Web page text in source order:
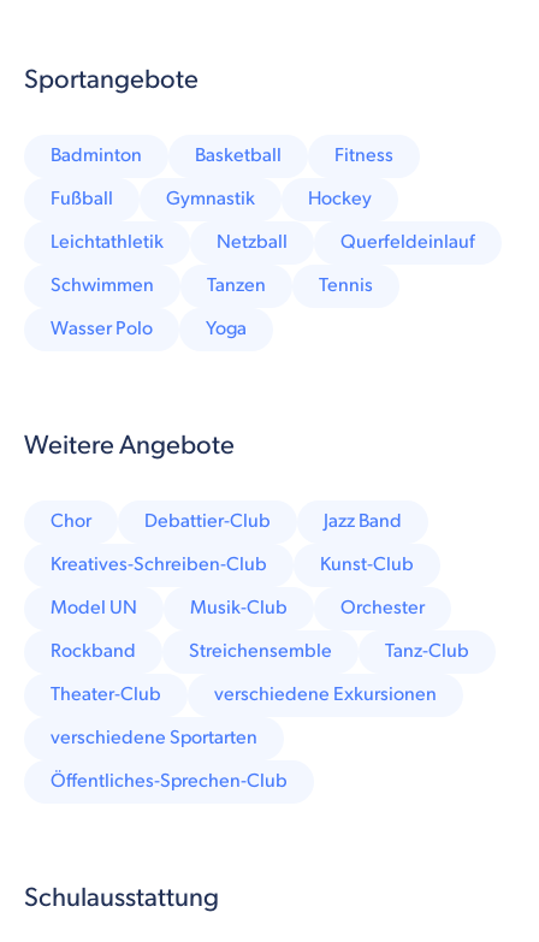
Sportangebote
Badminton Basketball
Fitness
Fußball
Gymnastik
Hockey
Leichtathletik
Netzball
Querfeldeinlauf
Schwimmen
Tanzen
Tennis
Wasser Polo
Yoga
Weitere Angebote
Chor Debattier-Club
Jazz Band
Kreatives-Schreiben-Club
Kunst-Club
Model UN
Musik-Club
Orchester
Rockband
Streichensemble
Tanz-Club
Theater-Club
verschiedene Exkursionen
verschiedene Sportarten
Öffentliches-Sprechen-Club
Schulausstattung